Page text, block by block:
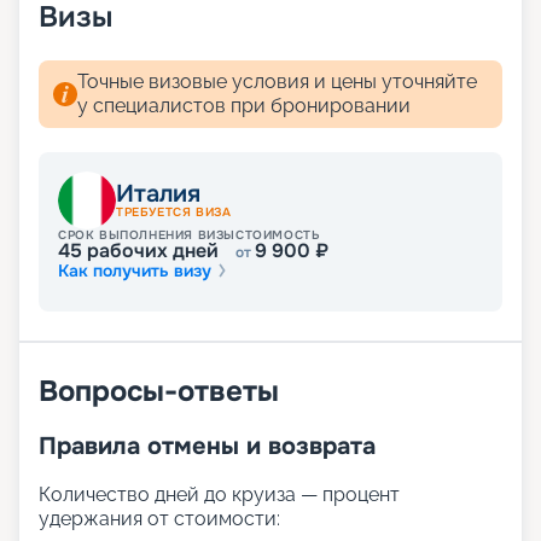
Визы
Точные визовые условия и цены уточняйте
у специалистов при бронировании
Италия
ТРЕБУЕТСЯ ВИЗА
СРОК ВЫПОЛНЕНИЯ ВИЗЫ
45 рабочих дней
СТОИМОСТЬ
от9 900 ₽
Как получить визу
Вопросы-ответы
Правила отмены и возврата
Количество дней до круиза — процент
удержания от стоимости: